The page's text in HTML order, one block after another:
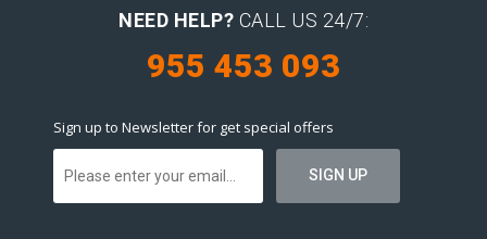
NEED HELP? CALL US 24/7:
955 453 093
Sign up to Newsletter for get special offers